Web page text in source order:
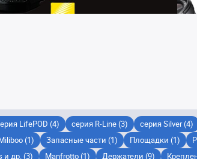
LifePOD (4) серия R-Line (3) серия Silver (4)
(1) Запасные части (1) Площадки (1)
и др. (3) Manfrotto (1) Держатели (9)